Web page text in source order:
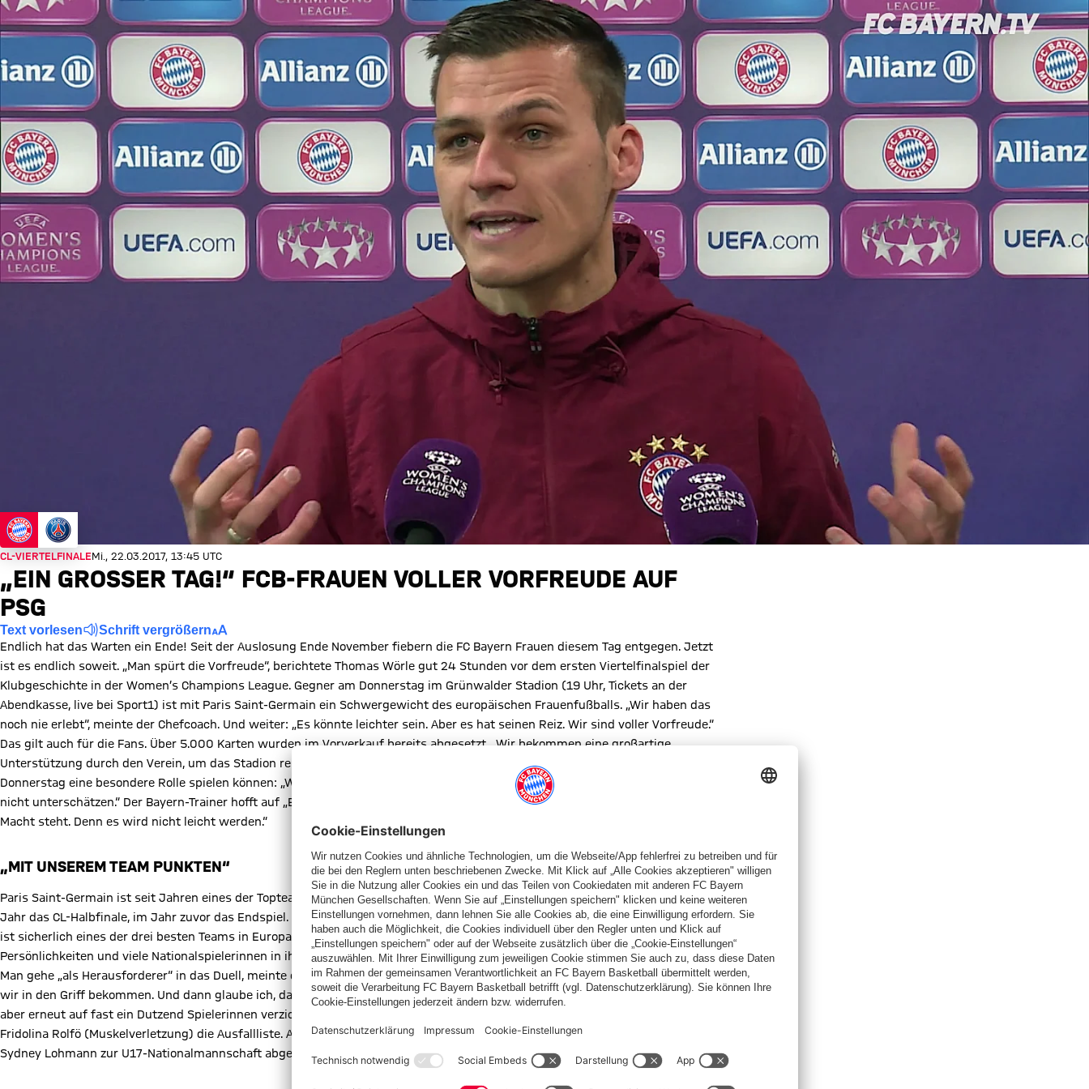
CL-VIERTELFINALEMi., 22.03.2017, 13:45 UTC
„EIN GROSSER TAG!“ FCB-FRAUEN VOLLER VORFREUDE AUF P
SG
Text vorlesen Schrift vergrößern
Endlich hat das Warten ein Ende! Seit der Auslosung Ende November fiebern die FC Bayern Frauen diesem Tag entgegen. Jetzt
ist es endlich soweit. „Man spürt die Vorfreude“, berichtete Thomas Wörle gut 24 Stunden vor dem ersten Viertelfinalspiel der
Klubgeschichte in der Women’s Champions League. Gegner am Donnerstag im Grünwalder Stadion (19 Uhr, Tickets an der
Abendkasse, live bei Sport1) ist mit Paris Saint-Germain ein Schwergewicht des europäischen Frauenfußballs. „Wir haben das
noch nie erlebt“, meinte der Chefcoach. Und weiter: „Es könnte leichter sein. Aber es hat seinen Reiz. Wir sind voller Vorfreude.“
Das gilt auch für die Fans. Über 5.000 Karten wurden im Vorverkauf bereits abgesetzt. „Wir bekommen eine großartige
Unterstützung durch den Verein, um das Stadion relativ voll zu bekommen“, freute sich Wörle, der weiß, dass die Zuschauer am
Donnerstag eine besondere Rolle spielen können: „Wir werden den zwölften Mann ganz sicher brauchen. Diesen Faktor darf man
nicht unterschätzen.“ Der Bayern-Trainer hofft auf „Extra-Energie“ von den Rängen. „Man muss spüren, dass hinter einem eine
Macht steht. Denn es wird nicht leicht werden.“
„MIT UNSEREM TEAM PUNKTEN“
Paris Saint-Germain ist seit Jahren eines der Topteams in Europa. Der Tabellenzweite der französischen Liga erreichte im letzten
Jahr das CL-Halbfinale, im Jahr zuvor das Endspiel. Und auch jetzt wollen die Französinnen wieder ins Finale nach Cardiff. „PSG
ist sicherlich eines der drei besten Teams in Europa. Sie sind international etwas erfahrener als wir, haben ein paar sehr große
Persönlichkeiten und viele Nationalspielerinnen in ihren Reihen“, sagte Wörle.
Man gehe „als Herausforderer“ in das Duell, meinte der Bayern-Trainer. „Aber Paris lebt vor allem von Einzelspielern. Die müssen
wir in den Griff bekommen. Und dann glaube ich, dass wir mit unserem Team punkten können“, so Wörle, der am Donnerstag
aber erneut auf fast ein Dutzend Spielerinnen verzichten muss. Nach dem Wolfsburg-Spiel am Sonntag verlängerte Angreiferin
Fridolina Rolfö (Muskelverletzung) die Ausfallliste. Außerdem mussten die beiden Nachwuchsspielerinnen Verena Wieder und
Sydney Lohmann zur U17-Nationalmannschaft abgestellt werden.